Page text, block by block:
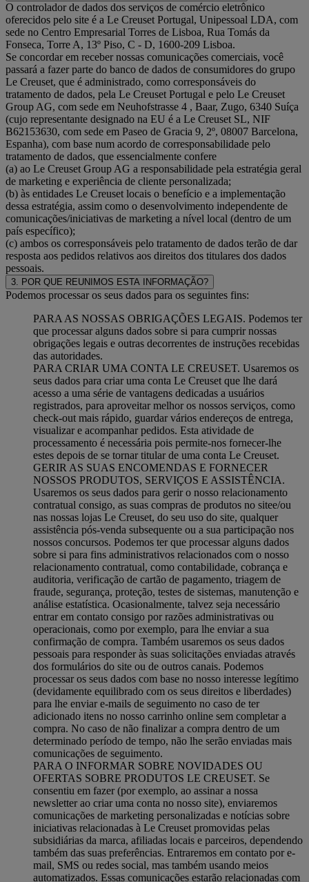
O controlador de dados dos serviços de comércio eletrônico
oferecidos pelo site é a Le Creuset Portugal, Unipessoal LDA, com
sede no Centro Empresarial Torres de Lisboa, Rua Tomás da
Fonseca, Torre A, 13º Piso, C - D, 1600-209 Lisboa.
Se concordar em receber nossas comunicações comerciais, você
passará a fazer parte do banco de dados de consumidores do grupo
Le Creuset, que é administrado, como corresponsáveis do
tratamento de dados, pela Le Creuset Portugal e pelo Le Creuset
Group AG, com sede em Neuhofstrasse 4 , Baar, Zugo, 6340 Suíça
(cujo representante designado na EU é a Le Creuset SL, NIF
B62153630, com sede em Paseo de Gracia 9, 2º, 08007 Barcelona,
Espanha), com base num acordo de corresponsabilidade pelo
tratamento de dados, que essencialmente confere
(a) ao Le Creuset Group AG a responsabilidade pela estratégia geral
de marketing e experiência de cliente personalizada;
(b) às entidades Le Creuset locais o benefício e a implementação
dessa estratégia, assim como o desenvolvimento independente de
comunicações/iniciativas de marketing a nível local (dentro de um
país específico);
(c) ambos os corresponsáveis pelo tratamento de dados terão de dar
resposta aos pedidos relativos aos direitos dos titulares dos dados
pessoais.
3. POR QUE REUNIMOS ESTA INFORMAÇÃO?
Podemos processar os seus dados para os seguintes fins:
PARA AS NOSSAS OBRIGAÇÕES LEGAIS. Podemos ter
que processar alguns dados sobre si para cumprir nossas
obrigações legais e outras decorrentes de instruções recebidas
das autoridades.
PARA CRIAR UMA CONTA LE CREUSET. Usaremos os
seus dados para criar uma conta Le Creuset que lhe dará
acesso a uma série de vantagens dedicadas a usuários
registrados, para aproveitar melhor os nossos serviços, como
check-out mais rápido, guardar vários endereços de entrega,
visualizar e acompanhar pedidos. Esta atividade de
processamento é necessária pois permite-nos fornecer-lhe
estes depois de se tornar titular de uma conta Le Creuset.
GERIR AS SUAS ENCOMENDAS E FORNECER
NOSSOS PRODUTOS, SERVIÇOS E ASSISTÊNCIA.
Usaremos os seus dados para gerir o nosso relacionamento
contratual consigo, as suas compras de produtos no sitee/ou
nas nossas lojas Le Creuset, do seu uso do site, qualquer
assistência pós-venda subsequente ou a sua participação nos
nossos concursos. Podemos ter que processar alguns dados
sobre si para fins administrativos relacionados com o nosso
relacionamento contratual, como contabilidade, cobrança e
auditoria, verificação de cartão de pagamento, triagem de
fraude, segurança, proteção, testes de sistemas, manutenção e
análise estatística. Ocasionalmente, talvez seja necessário
entrar em contato consigo por razões administrativas ou
operacionais, como por exemplo, para lhe enviar a sua
confirmação de compra. Também usaremos os seus dados
pessoais para responder às suas solicitações enviadas através
dos formulários do site ou de outros canais. Podemos
processar os seus dados com base no nosso interesse legítimo
(devidamente equilibrado com os seus direitos e liberdades)
para lhe enviar e-mails de seguimento no caso de ter
adicionado itens no nosso carrinho online sem completar a
compra. No caso de não finalizar a compra dentro de um
determinado período de tempo, não lhe serão enviadas mais
comunicações de seguimento.
PARA O INFORMAR SOBRE NOVIDADES OU
OFERTAS SOBRE PRODUTOS LE CREUSET. Se
consentiu em fazer (por exemplo, ao assinar a nossa
newsletter ao criar uma conta no nosso site), enviaremos
comunicações de marketing personalizadas e notícias sobre
iniciativas relacionadas à Le Creuset promovidas pelas
subsidiárias da marca, afiliadas locais e parceiros, dependendo
também das suas preferências. Entraremos em contato por e-
mail, SMS ou redes social, mas também usando meios
automatizados. Essas comunicações estarão relacionadas com